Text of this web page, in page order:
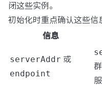
闭这些实例。
初始化时重点确认这些信
信息
serverAddr 或
endpoint